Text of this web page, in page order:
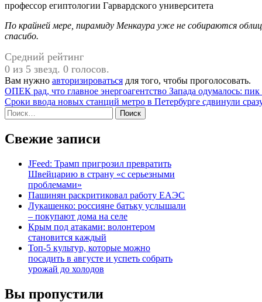
профессор египтологии Гарвардского университета
По крайней мере, пирамиду Менкаура уже не собираются
спасибо.
Средний рейтинг
0 из 5 звезд. 0 голосов.
Вам нужно авторизироваться для того, чтобы проголосовать.
Навигация
по
записям
ОПЕК рад, что главное энергоагентство Запада одумалось:
Сроки ввода новых станций метро в Петербурге сдвинули
Найти:
Свежие записи
JFeed: Трамп пригрозил превратить
Швейцарию в страну «с серьезными
проблемами»
Пашинян раскритиковал работу ЕАЭС
Лукашенко: россияне батьку услышали
– покупают дома на селе
Крым под атаками: волонтером
становится каждый
Топ-5 культур, которые можно
посадить в августе и успеть собрать
урожай до холодов
Вы пропустили